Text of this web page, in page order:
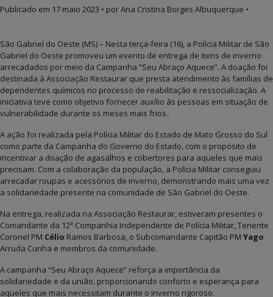
Publicado em 17 maio 2023 • por Ana Cristina Borges Albuquerque •
São Gabriel do Oeste (MS) – Nesta terça-feira (16), a Polícia Militar de São
Gabriel do Oeste promoveu um evento de entrega de itens de inverno
arrecadados por meio da Campanha “Seu Abraço Aquece”. A doação foi
destinada à Associação Restaurar que presta atendimento às famílias de
dependentes químicos no processo de reabilitação e ressocialização. A
iniciativa teve como objetivo fornecer auxílio às pessoas em situação de
vulnerabilidade durante os meses mais frios.
A ação foi realizada pela Polícia Militar do Estado de Mato Grosso do Sul
como parte da Campanha do Governo do Estado, com o propósito de
incentivar a doação de agasalhos e cobertores para aqueles que mais
precisam. Com a colaboração da população, a Polícia Militar conseguiu
arrecadar roupas e acessórios de inverno, demonstrando mais uma vez
a solidariedade presente na comunidade de São Gabriel do Oeste.
Na entrega, realizada na Associação Restaurar, estiveram presentes o
Comandante da 12ª Companhia Independente de Polícia Militar, Tenente
Coronel PM Célio Ramos Barbosa, o Subcomandante Capitão PM Yago
Arruda Cunha e membros da comunidade.
A campanha “Seu Abraço Aquece” reforça a importância da
solidariedade e da união, proporcionando conforto e esperança para
aqueles que mais necessitam durante o inverno rigoroso.